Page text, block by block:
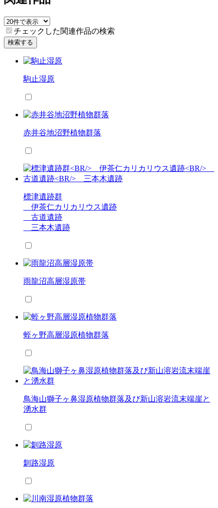
チェックした関連作品の検索
検索する
駒止湿原
赤井谷地沼野植物群落
標津遺跡群
伊茶仁カリカリウス遺跡
古道遺跡
三本木遺跡
雨龍沼高層湿原帯
蛭ヶ野高層湿原植物群落
鳥海山獅子ヶ鼻湿原植物群落及び新山溶岩流末端崖と
湧水群
釧路湿原